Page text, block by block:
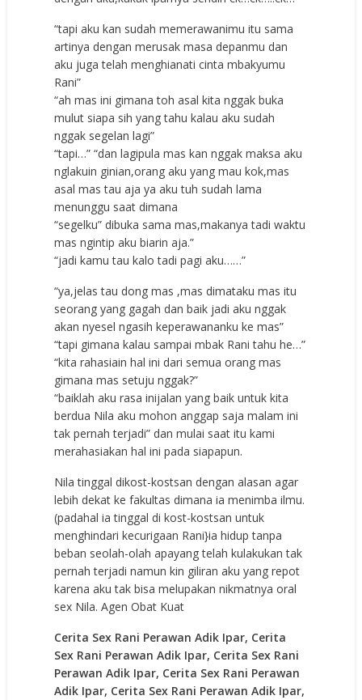
“tapi aku kan sudah memerawanimu itu sama
artinya dengan merusak masa depanmu dan
aku juga telah menghianati cinta mbakyumu
Rani”
“ah mas ini gimana toh asal kita nggak buka
mulut siapa sih yang tahu kalau aku sudah
nggak segelan lagi”
“tapi…” “dan lagipula mas kan nggak maksa aku
nglakuin ginian,orang aku yang mau kok,mas
asal mas tau aja ya aku tuh sudah lama
menunggu saat dimana
“segelku” dibuka sama mas,makanya tadi waktu
mas ngintip aku biarin aja.”
“jadi kamu tau kalo tadi pagi aku……”
“ya,jelas tau dong mas ,mas dimataku mas itu
seorang yang gagah dan baik jadi aku nggak
akan nyesel ngasih keperawananku ke mas”
“tapi gimana kalau sampai mbak Rani tahu he…”
“kita rahasiain hal ini dari semua orang mas
gimana mas setuju nggak?”
“baiklah aku rasa inijalan yang baik untuk kita
berdua Nila aku mohon anggap saja malam ini
tak pernah terjadi” dan mulai saat itu kami
merahasiakan hal ini pada siapapun.
Nila tinggal dikost-kostsan dengan alasan agar
lebih dekat ke fakultas dimana ia menimba ilmu.
(padahal ia tinggal di kost-kostsan untuk
menghindari kecurigaan Rani}ia hidup tanpa
beban seolah-olah apayang telah kulakukan tak
pernah terjadi namun kin giliran aku yang repot
karena aku tak bisa melupakan nikmatnya oral
sex Nila.Agen Obat Kuat
Cerita Sex Rani Perawan Adik Ipar, Cerita
Sex Rani Perawan Adik Ipar, Cerita Sex Rani
Perawan Adik Ipar, Cerita Sex Rani Perawan
Adik Ipar, Cerita Sex Rani Perawan Adik Ipar,